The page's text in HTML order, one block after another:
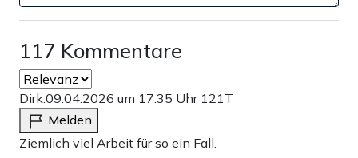
117 Kommentare
Dirk.09.04.2026 um 17:35 Uhr 121T
Melden
Ziemlich viel Arbeit für so ein Fall.